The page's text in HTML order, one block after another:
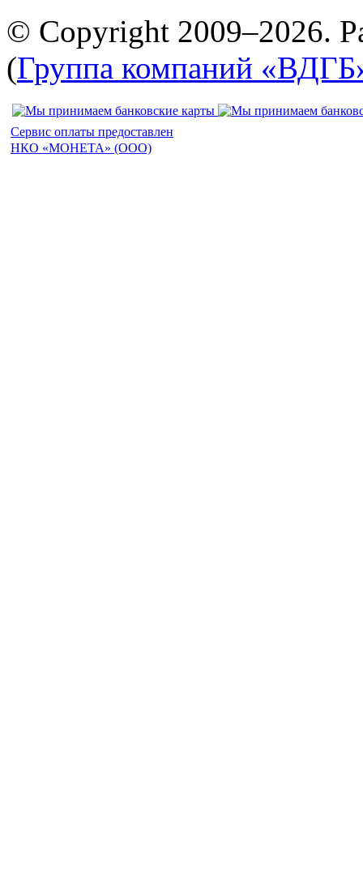
© Copyright 2009–2026.
(Группа компаний
Сервис оплаты предоставлен
НКО «МОНЕТА» (ООО)